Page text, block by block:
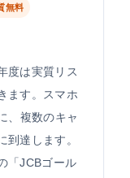
無料
度は実質リス
ます。スマホ
、複数のキャ
到達します。
「JCBゴール